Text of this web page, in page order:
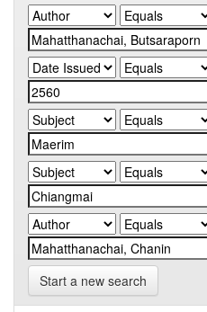
Start a new search